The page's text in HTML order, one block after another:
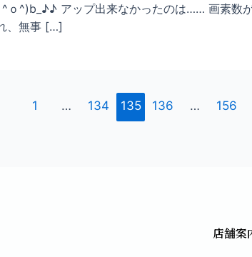
ｏ^)b_♪♪ アップ出来なかったのは…… 画素
、無事 […]
1 … 134 135 136 … 156
店舗案